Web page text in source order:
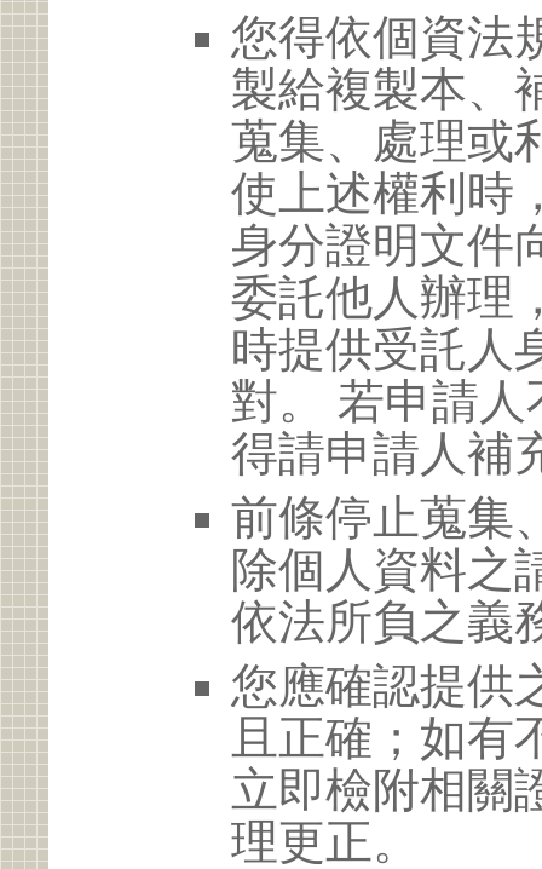
您得依個資法
製給複製本、
蒐集、處理或
使上述權利時
身分證明文件
委託他人辦理
時提供受託人
對。 若申請
得請申請人補
前條停止蒐集
除個人資料之
依法所負之義
您應確認提供
且正確；如有
立即檢附相關
理更正。